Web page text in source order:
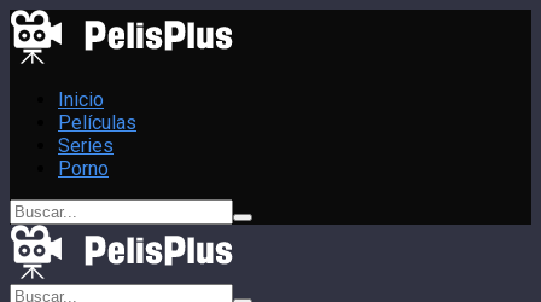
Inicio
Películas
Series
Porno